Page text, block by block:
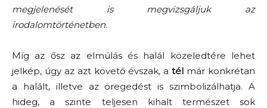
megjelenését is megvizsgáljuk az
irodalomtörténetben.
Míg az ősz az elmúlás és halál közeledtére lehet
jelkép, úgy az azt követő évszak, a tél már konkrétan
a halált, illetve az öregedést is szimbolizálhatja. A
hideg, a szinte teljesen kihalt természet sok